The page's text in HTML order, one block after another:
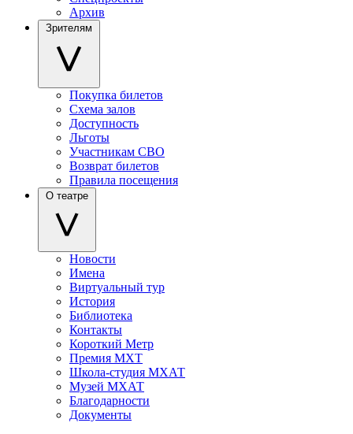
Архив
Зрителям
Покупка билетов
Схема залов
Доступность
Льготы
Участникам СВО
Возврат билетов
Правила посещения
О театре
Новости
Имена
Виртуальный тур
История
Библиотека
Контакты
Короткий Метр
Премия МХТ
Школа-студия МХАТ
Музей МХАТ
Благодарности
Документы